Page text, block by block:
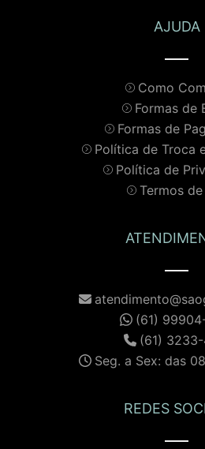
AJUDA
Como
Formas de
Formas de
Política de Troca
Política de
Termos
(61)
(61)
Seg. a Sex: das
REDES